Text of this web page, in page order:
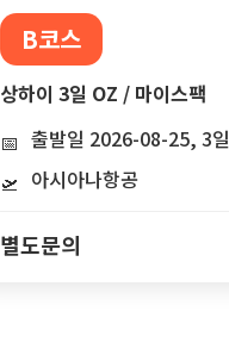
B코스
상하이 3일 OZ / 마이스팩
📅 출발일 2026-08-25, 3일
🛫 아시아나항공
별도문의